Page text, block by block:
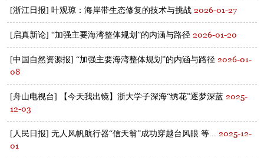
[浙江日报] 叶观琼：海岸带生态修复的技术与挑战 2026-01-27
[启真新论] “加强主要海湾整体规划”的内涵与路径 2026-01-20
[中国自然资源报] “加强主要海湾整体规划”的内涵与路径 2026-01-
08
[舟山电视台] 【今天我出镜】浙大学子深海“绣花”逐梦深蓝 2025-
12-03
[人民日报] 无人风帆航行器“信天翁”成功穿越台风眼 等... 2025-12-
01